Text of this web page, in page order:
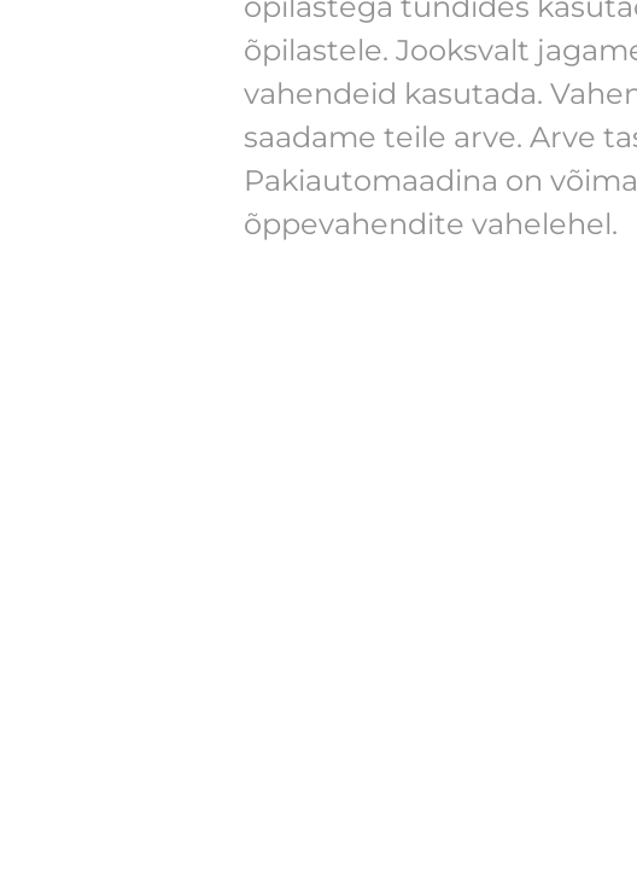
õpilastele. Jooksvalt
vahendeid kasutada.
saadame teile arve. Arve
Pakiautomaadina on
õppevahendite vahelehel.